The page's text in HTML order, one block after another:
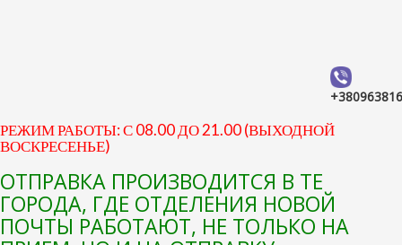
РЕЖИМ РАБОТЫ: С 08.00 ДО 21.00 (ВЫХОДНОЙ
ВОСКРЕСЕНЬЕ)
ОТПРАВКА ПРОИЗВОДИТСЯ В ТЕ
ГОРОДА, ГДЕ ОТДЕЛЕНИЯ НОВОЙ
ПОЧТЫ РАБОТАЮТ, НЕ ТОЛЬКО НА